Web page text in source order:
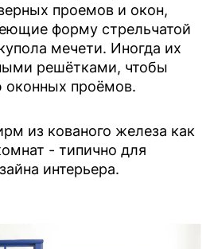
проемов и окон,
форму стрельчатой
мечети. Иногда их
решётками, чтобы
оконных проёмов.
из кованого железа как
- типично для
интерьера.